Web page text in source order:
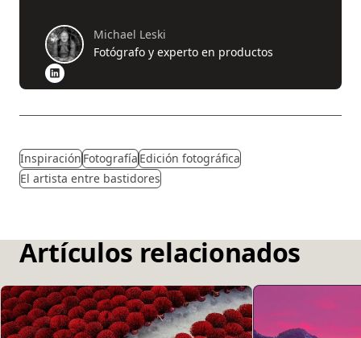
Michael Leski
Fotógrafo y experto en productos
InspiraciónFotografíaEdición fotográfica
El artista entre bastidores
Artículos relacionados